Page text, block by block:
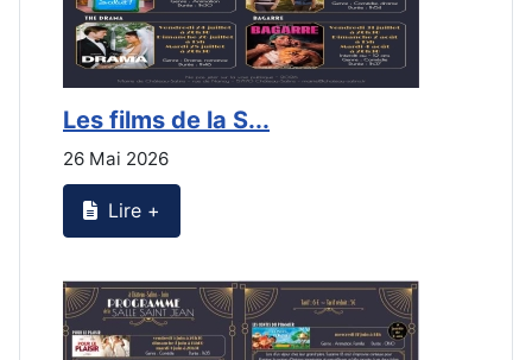
Les films de la S...
26 Mai 2026
Lire +